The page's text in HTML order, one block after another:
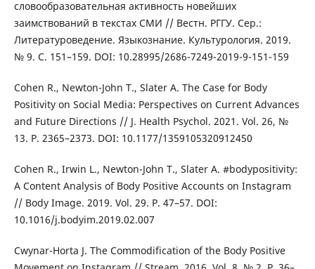
словообразовательная активность новейших
заимствований в текстах СМИ // Вестн. РГГУ. Сер.:
Литературоведение. Языкознание. Культурология. 2019.
№ 9. С. 151–159. DOI: 10.28995/2686-7249-2019-9-151-159
Cohen R., Newton-John T., Slater A. The Case for Body
Positivity on Social Media: Perspectives on Current Advances
and Future Directions // J. Health Psychol. 2021. Vol. 26, №
13. Р. 2365–2373. DOI: 10.1177/1359105320912450
Cohen R., Irwin L., Newton-John T., Slater A. #bodypositivity:
A Content Analysis of Body Positive Accounts on Instagram
// Body Image. 2019. Vol. 29. Р. 47–57. DOI:
10.1016/j.bodyim.2019.02.007
Cwynar-Horta J. The Commodification of the Body Positive